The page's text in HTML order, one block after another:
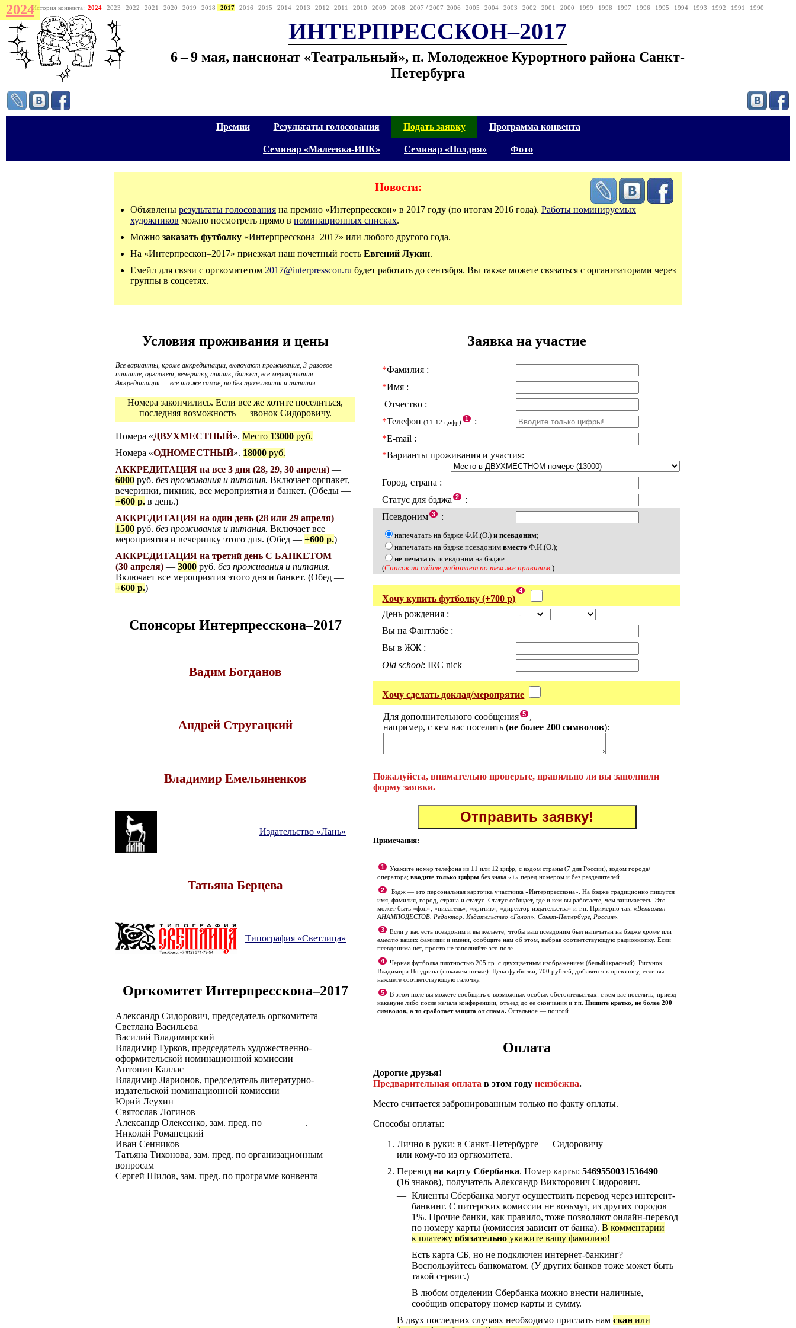
2024История конвента: 2024 2023 2022 2021 2020 2019 2018 2017 2016 2015 2014 2013 2012 2011 2010 2009 2008 2007 / 2007 2006 2005 2004 2003 2002 2001 2000 1999 1998 1997 1996 1995 1994 1993 1992 1991 1990
ИНТЕРПРЕССКОН–2017
6–9 мая, пансионат «Театральный», п. Молодежное Курортного района Санкт-
Петербурга
Премии Результаты голосования Подать заявку Программа конвента
Семинар «Малеевка-ИПК» Семинар «Полдня» Фото
Новости:
Объявлены результаты голосования на премию «Интерпресскон» в 2017 году (по итогам 2016 года). Работы номинируемых
художников можно посмотреть прямо в номинационных списках.
Можно заказать футболку «Интерпресскона–2017» или любого другого года.
На «Интерпрескон–2017» приезжал наш почетный гость Евгений Лукин.
Емейл для связи с оргкомитетом 2017@interpresscon.ru будет работать до сентября. Вы также можете связаться с организаторами через
группы в соцсетях.
Условия проживания и цены
Вcе варианты, кроме аккредитации, включают проживание, 3-разовое
питание, оргпакет, вечеринку, пикник, банкет, все мероприятия.
Аккредитация — все то же самое, но без проживания и питания.
Номера закончились. Если все же хотите поселиться,
последняя возможность — звонок Сидоровичу.
Номера «ДВУХМЕСТНЫЙ». Место 13000 руб.
Номера «ОДНОМЕСТНЫЙ». 18000 руб.
АККРЕДИТАЦИЯ на все 3 дня (28, 29, 30 апреля) —
6000 руб. без проживания и питания. Включает оргпакет,
вечеринки, пикник, все мероприятия и банкет. (Обеды —
+600 р. в день.)
АККРЕДИТАЦИЯ на один день (28 или 29 апреля) —
1500 руб. без проживания и питания. Включает все
мероприятия и вечеринку этого дня. (Обед — +600 р.)
АККРЕДИТАЦИЯ на третий день С БАНКЕТОМ
(30 апреля) — 3000 руб. без проживания и питания.
Включает все мероприятия этого дня и банкет. (Обед —
+600 р.)
Заявка на участие
*Фамилия :
*Имя :
Отчество :
*Телефон(11-12 цифр)
1
:
*E-mail :
*Варианты проживания и участия:
Город, страна :
Статус для бэджа
2
:
Псевдоним 3 :
напечатать на бэдже Ф.И.(О.)и псевдоним;
напечатать на бэдже псевдонимвместо Ф.И.(О.);
не печатать псевдоним на бэдже.
(Список на сайте работает по тем же правилам.)
Хочу купить футболку (+700 р)
4
День рождения :
Вы на Фантлабе :
Вы в ЖЖ :
Old school: IRC nick
Хочу сделать доклад/меропрятие
Для дополнительного сообщения 5 ,
например, с кем вас поселить (не более 200 символов):
Пожалуйста, внимательно проверьте, правильно ли вы заполнили
форму заявки.
Примечания:
1
Укажите номер телефона из 11 или 12 цифр, с кодом страны (7 для России), кодом города/
оператора;вводите только цифры без знака «+» перед номером и без разделителей.
2
Бэдж — это персональная карточка участника «Интерпресскона». На бэдже традиционно пишутся
имя, фамилия, город, страна и статус. Статус собщает, где и кем вы работаете, чем занимаетесь. Это
может быть «фэн», «писатель», «критик», «директор издательства» и т.п. Примерно так:«Вениамин
АНАМПОДЕСТОВ. Редактор. Издательство «Галоп», Санкт-Петербург, Россия»
3
Если у вас есть псевдоним и вы желаете, чтобы ваш псевдоним был напечатан на бэджекроме или
вместо ваших фамилии и имени, сообщите нам об этом, выбрав соответствующую радиокнопку. Если
псевдонима нет, просто не заполняйте это поле.
4
Черная футболка плотностью 205 гр. с двухцветным изображением (белый+красный). Рисунок
Владимира Ноздрина (покажем позже). Цена футболки, 700 рублей, добавится к оргвзносу, если вы
нажмете соответствующую галочку.
5
В этом поле вы можете сообщить о возможных особых обстоятельствах: с кем вас поселить, приезд
накануне либо после начала конференции, отъезд до ее окончания и т.п.Пишите кратко, не более 200
символов, а то сработает защита от спама. Остальное — почтой.
Оплата
Дорогие друзья!
Предварительная оплата в этом годунеизбежна.
Место считается забронированным только по факту оплаты.
Способы оплаты:
Лично в руки: в Санкт-Петербурге — Сидоровичу
или кому-то из оргкомитета.
Переводна карту Сбербанка. Номер карты:5469550031536490
(16 знаков), получатель Александр Викторович Сидорович.
Клиенты Сбербанка могут осуществить перевод через интерент-
банкинг. С питерских комиссии не возьмут, из других городов
1%. Прочие банки, как правило, тоже позволяют онлайн-перевод
по номеру карты (комиссия зависит от банка).В комментарии
к платежуобязательно укажите вашу фамилию!
Есть карта СБ, но не подключен интернет-банкинг?
Воспользуйтесь банкоматом. (У других банков тоже может быть
такой сервис.)
В любом отделении Сбербанка можно внести наличные,
сообщив оператору номер карты и сумму.
В двух последних случаях необходимо прислать намскан или
Спонсоры Интерпресскона–2017
Вадим Богданов
Андрей Стругацкий
Владимир Емельяненков
Издательство «Лань»
Татьяна Берцева
Типография «Светлица»
Оргкомитет Интерпресскона–2017
Александр Сидорович, председатель оргкомитета
Светлана Васильева
Василий Владимирский
Владимир Гурков, председатель художественно-
оформительской номинационной комиссии
Антонин Каллас
Владимир Ларионов, председатель литературно-
издательской номинационной комиссии
Юрий Леухин
Святослав Логинов
Александр Олексенко, зам. пред. по
.
Николай Романецкий
Иван Сенников
Татьяна Тихонова, зам. пред. по организационным
вопросам
Сергей Шилов, зам. пред. по программе конвента